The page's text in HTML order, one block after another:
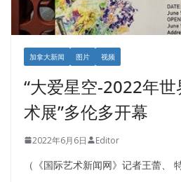
加拿大新闻 图片 视频
“大爱星空-2022年
术展”多伦多开幕
2022年6月6日 Editor
（《国际艺术新闻网》记者王蕾、